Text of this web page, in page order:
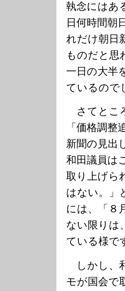
執念にはあ
日何時間朝
れだけ朝日
ものだと思
一日の大半
ているので
さてとこ
「価格調
新聞の見出
和田議員は
取り上げら
はない。」
には、「８
ない限りは
ている様で
しかし、
モが国会で